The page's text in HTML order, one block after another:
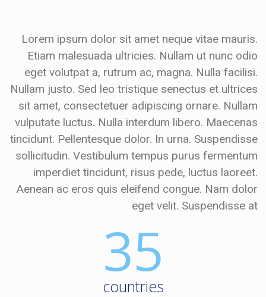
Lorem ipsum dolor sit amet neque vitae mauris.
Etiam malesuada ultricies. Nullam ut nunc odio
eget volutpat a, rutrum ac, magna. Nulla facilisi.
Nullam justo. Sed leo tristique senectus et ultrices
sit amet, consectetuer adipiscing ornare. Nullam
vulputate luctus. Nulla interdum libero. Maecenas
tincidunt. Pellentesque dolor. In urna. Suspendisse
sollicitudin. Vestibulum tempus purus fermentum
imperdiet tincidunt, risus pede, luctus laoreet.
Aenean ac eros quis eleifend congue. Nam dolor
eget velit. Suspendisse at
35
countries